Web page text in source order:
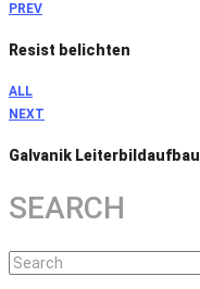
PREV
Resist belichten
ALL
NEXT
Galvanik Leiterbildaufbau
SEARCH